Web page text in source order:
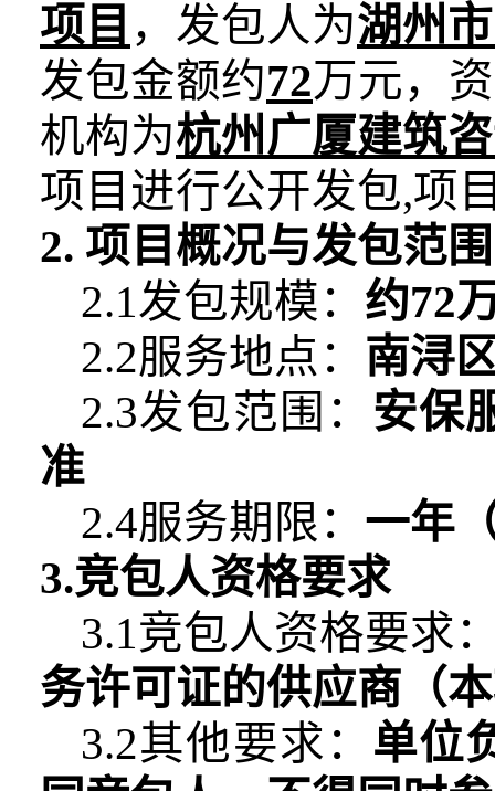
项目 ，发包人为湖州
发包金额约72万元，
机构为杭州广厦建筑
项目进行公开发包,项
2. 项目概况与发包范围
2.1发包规模： 约72
2.2服务地点： 南浔
2.3发包范围： 安保
准
2.4服务期限： 一年
3.竞包人资格要求
3.1竞包人资格要求
务许可证的供应商（
3.2其他要求： 单位